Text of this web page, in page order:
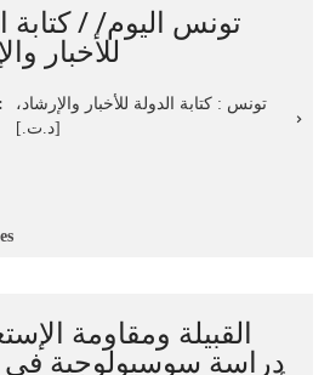
تونس اليوم/ / كتابة
للأخبار
تونس : كتابة الدولة للأخبار والإرشاد،
[د.ت.]
القبيلة ومقاومة
دراسة سوسيولوجية في